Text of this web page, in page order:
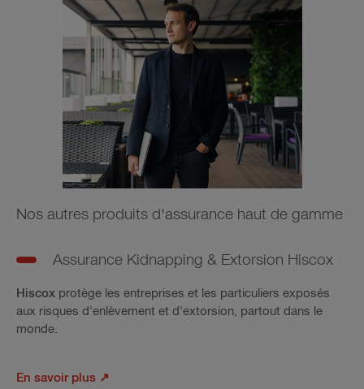
Nos autres produits d'assurance haut de gamme
Assurance Kidnapping & Extorsion Hiscox
Hiscox protège les entreprises et les particuliers exposés
aux risques d'enlèvement et d'extorsion, partout dans le
monde.
En savoir plus ↗